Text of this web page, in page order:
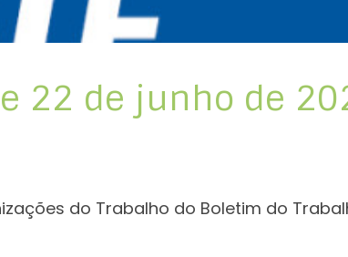
22 de junho de
do Trabalho do Boletim do